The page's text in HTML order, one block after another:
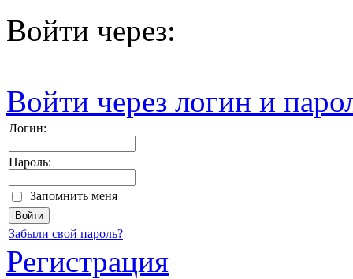
Войти через:
Войти через логин и
Логин:
Пароль:
Запомнить меня
Забыли свой пароль?
Регистрация